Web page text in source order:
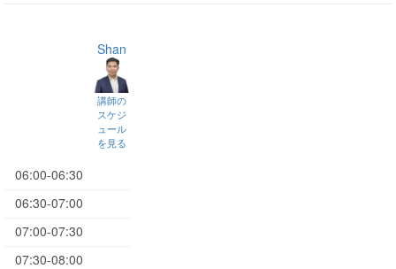
06:00-06:30
06:30-07:00
07:00-07:30
07:30-08:00
Shan
講師の
スケジ
ュール
を見る